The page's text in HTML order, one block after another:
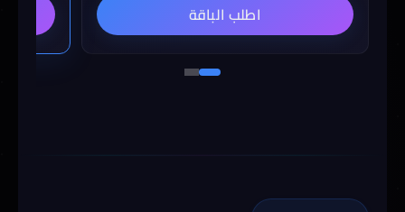
اطلب الباقة